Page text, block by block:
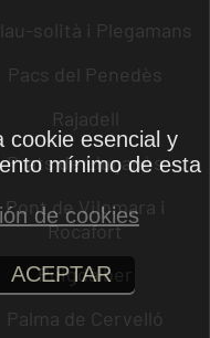
solità i Plegamans
Pacs del Penedès
Rajadell
Prats de Lluçanès
Pont de Vilomara i
Rocafort
Puigdàlber
Palma de Cervelló
cookie esencial y
mínimo de esta
de cookies
ACEPTAR